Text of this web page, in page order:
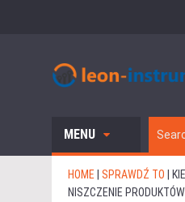
MENU
HOME SPRAWDŹ TO
NISZCZENIE